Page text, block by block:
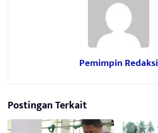
Pemimpin Redaksi
Postingan Terkait